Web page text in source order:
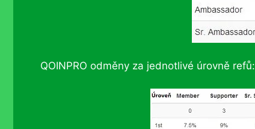
QOINPRO odměny za jednotlivé úrovně refů: